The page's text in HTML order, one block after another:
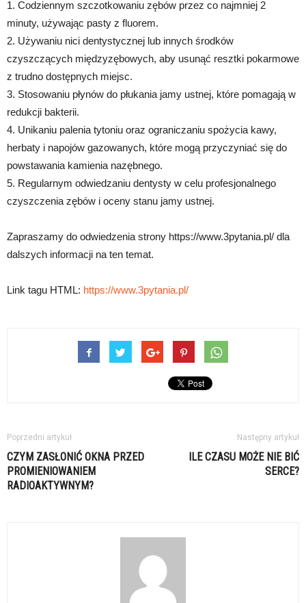
1. Codziennym szczotkowaniu zębów przez co najmniej 2
minuty, używając pasty z fluorem.
2. Używaniu nici dentystycznej lub innych środków
czyszczących międzyzębowych, aby usunąć resztki pokarmowe
z trudno dostępnych miejsc.
3. Stosowaniu płynów do płukania jamy ustnej, które pomagają w
redukcji bakterii.
4. Unikaniu palenia tytoniu oraz ograniczaniu spożycia kawy,
herbaty i napojów gazowanych, które mogą przyczyniać się do
powstawania kamienia nazębnego.
5. Regularnym odwiedzaniu dentysty w celu profesjonalnego
czyszczenia zębów i oceny stanu jamy ustnej.
Zapraszamy do odwiedzenia strony https://www.3pytania.pl/ dla
dalszych informacji na ten temat.
Link tagu HTML: https://www.3pytania.pl/
Poprzedni artykuł
CZYM ZASŁONIĆ OKNA PRZED
PROMIENIOWANIEM
RADIOAKTYWNYM?
Następny artykuł
ILE CZASU MOŻE NIE BIĆ
SERCE?